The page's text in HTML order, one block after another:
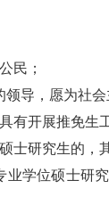
民；
，愿为社会
开展推免生工
研究生的，
业学位硕士研